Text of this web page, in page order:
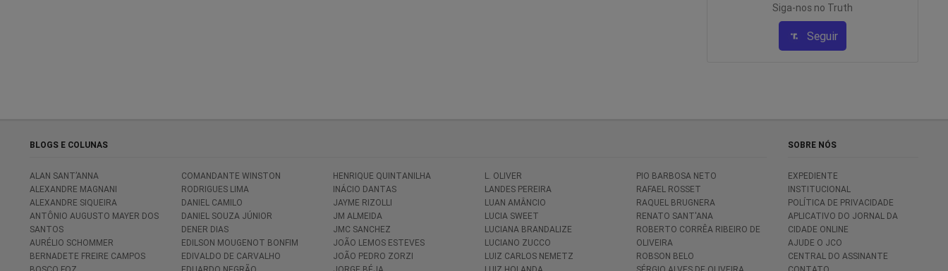
Siga-nos no Truth
Seguir
BLOGS E COLUNAS
ALAN SANT’ANNA
ALEXANDRE MAGNANI
ALEXANDRE SIQUEIRA
ANTÔNIO AUGUSTO MAYER DOS
SANTOS
AURÉLIO SCHOMMER
BERNADETE FREIRE CAMPOS
COMANDANTE WINSTON
RODRIGUES LIMA
DANIEL CAMILO
DANIEL SOUZA JÚNIOR
DENER DIAS
EDILSON MOUGENOT BONFIM
EDIVALDO DE CARVALHO
HENRIQUE QUINTANILHA
INÁCIO DANTAS
JAYME RIZOLLI
JM ALMEIDA
JMC SANCHEZ
JOÃO LEMOS ESTEVES
JOÃO PEDRO ZORZI
L. OLIVER
LANDES PEREIRA
LUAN AMÂNCIO
LUCIA SWEET
LUCIANA BRANDALIZE
LUCIANO ZUCCO
LUIZ CARLOS NEMETZ
PIO BARBOSA NETO
RAFAEL ROSSET
RAQUEL BRUGNERA
RENATO SANT'ANA
ROBERTO CORRÊA RIBEIRO DE
OLIVEIRA
ROBSON BELO
SOBRE NÓS
EXPEDIENTE
INSTITUCIONAL
POLÍTICA DE PRIVACIDADE
APLICATIVO DO JORNAL DA
CIDADE ONLINE
AJUDE O JCO
CENTRAL DO ASSINANTE